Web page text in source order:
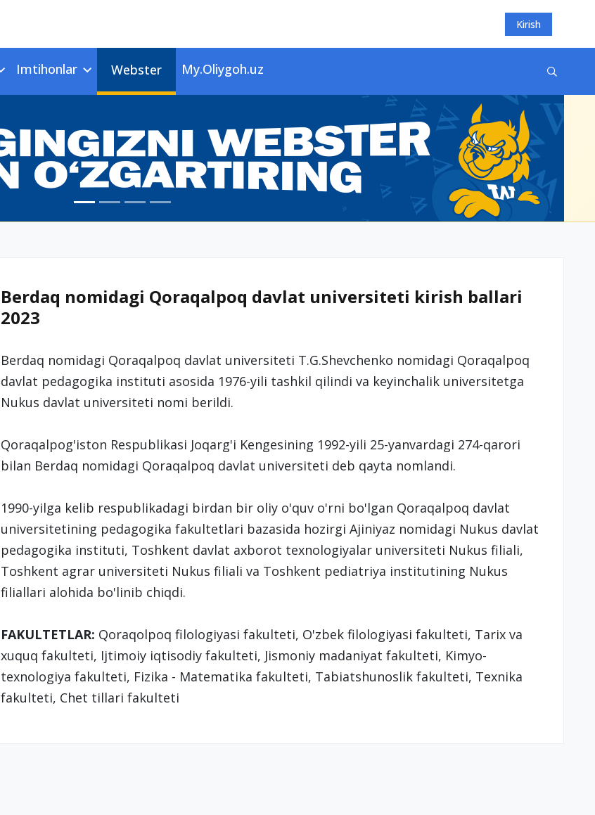
Kirish
Imtihonlar Webster My.Oliygoh.uz
Berdaq nomidagi Qoraqalpoq davlat universiteti kirish ballari
2023
Berdaq nomidagi Qoraqalpoq davlat universiteti T.G.Shevchenko nomidagi Qoraqalpoq
davlat pedagogika instituti asosida 1976-yili tashkil qilindi va keyinchalik universitetga
Nukus davlat universiteti nomi berildi.
Qoraqalpog'iston Respublikasi Joqarg'i Kengesining 1992-yili 25-yanvardagi 274-qarori
bilan Berdaq nomidagi Qoraqalpoq davlat universiteti deb qayta nomlandi.
1990-yilga kelib respublikadagi birdan bir oliy o'quv o'rni bo'lgan Qoraqalpoq davlat
universitetining pedagogika fakultetlari bazasida hozirgi Ajiniyaz nomidagi Nukus davlat
pedagogika instituti, Toshkent davlat axborot texnologiyalar universiteti Nukus filiali,
Toshkent agrar universiteti Nukus filiali va Toshkent pediatriya institutining Nukus
filiallari alohida bo'linib chiqdi.
FAKULTETLAR: Qoraqolpoq filologiyasi fakulteti, O'zbek filologiyasi fakulteti, Tarix va
xuquq fakulteti, Ijtimoiy iqtisodiy fakulteti, Jismoniy madaniyat fakulteti, Kimyo-
texnologiya fakulteti, Fizika - Matematika fakulteti, Tabiatshunoslik fakulteti, Texnika
fakulteti, Chet tillari fakulteti